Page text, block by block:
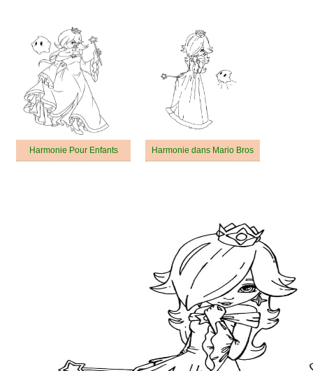
Harmonie Pour Enfants Harmonie dans Mario Bros